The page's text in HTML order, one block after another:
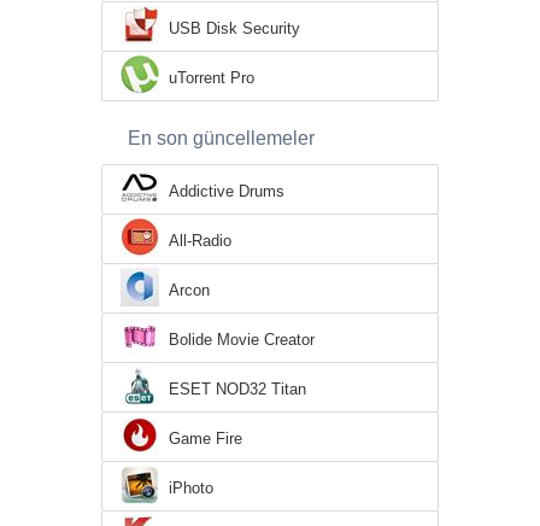
USB Disk Security
uTorrent Pro
En son güncellemeler
Addictive Drums
All-Radio
Arcon
Bolide Movie Creator
ESET NOD32 Titan
Game Fire
iPhoto